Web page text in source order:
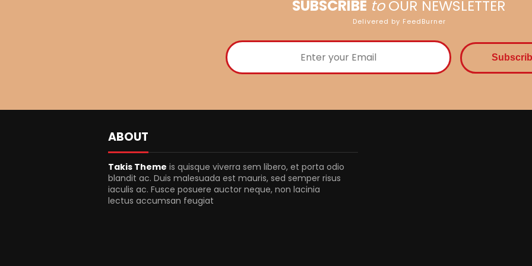
SUBSCRIBE toOUR NEWSLETTER
Delivered by FeedBurner
ABOUT
Takis Theme is quisque viverra sem libero, et porta odio
blandit ac. Duis malesuada est mauris, sed semper risus
iaculis ac. Fusce posuere auctor neque, non lacinia
lectus accumsan feugiat